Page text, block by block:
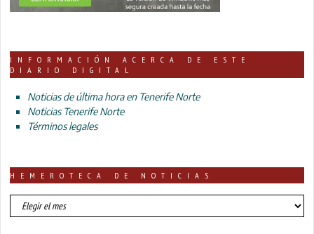
INFORMACIÓN ACERCA DE ESTE
DIARIO DIGITAL
Noticias de última hora en Tenerife Norte
Noticias Tenerife Norte
Términos legales
HEMEROTECA DE NOTICIAS
HEMEROTECA
DE